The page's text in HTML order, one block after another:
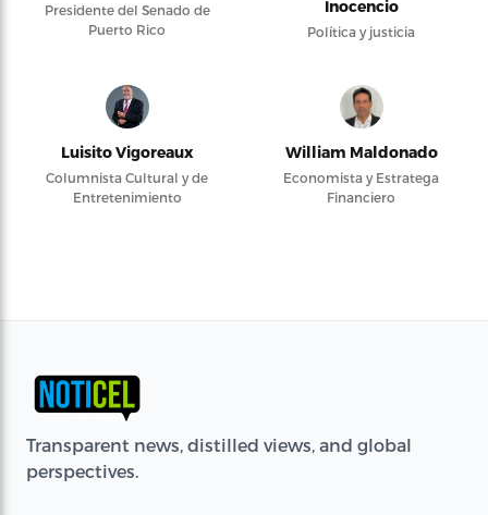
Presidente del Senado de
Puerto Rico
Inocencio
Política y justicia
Luisito Vigoreaux
Columnista Cultural y de
Entretenimiento
William Maldonado
Economista y Estratega
Financiero
Transparent news, distilled views, and global
perspectives.